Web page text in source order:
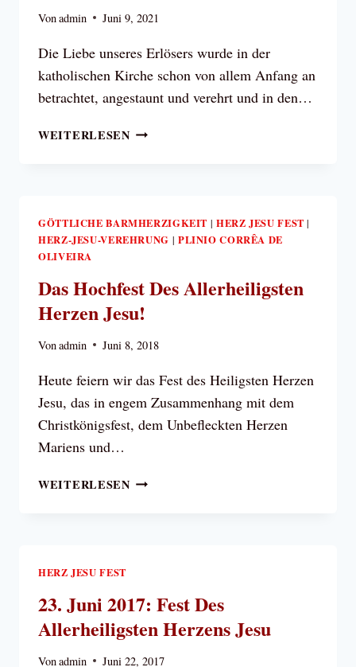
Vonadmin Juni 9, 2021
Die Liebe unseres Erlösers wurde in der
katholischen Kirche schon von allem Anfang an
betrachtet, angestaunt und verehrt und in den…
WEITERLESENWIE
HERZ-
JESU-
GÖTTLICHE BARMHERZIGKEIT |HERZ JESU FEST |
HERZ-JESU-VEREHRUNG | PLINIO CORRÊA DE
OLIVEIRA
Das Hochfest Des Allerheiligsten
Herzen Jesu!
Vonadmin Juni 8, 2018
Heute feiern wir das Fest des Heiligsten Herzen
Jesu, das in engem Zusammenhang mit dem
Christkönigsfest, dem Unbefleckten Herzen
Mariens und…
WEITERLESENDAS
HERZ JESU FEST
23. Juni 2017: Fest Des
Allerheiligsten Herzens Jesu
Vonadmin Juni 22, 2017